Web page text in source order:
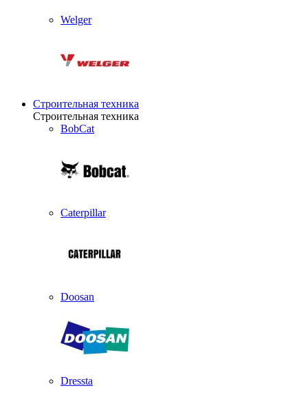
Welger
Строительная техника
Строительная техника
BobCat
Caterpillar
Doosan
Dressta